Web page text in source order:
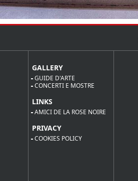
GALLERY
GUIDE D'ARTE
CONCERTI E MOSTRE
LINKS
AMICI DE LA ROSE NOIRE
PRIVACY
COOKIES POLICY